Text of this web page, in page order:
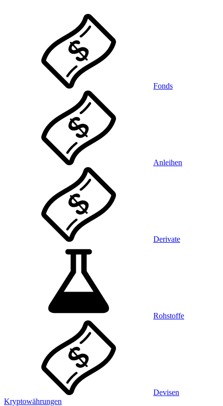
Fonds
Anleihen
Derivate
Rohstoffe
Devisen
Kryptowährungen